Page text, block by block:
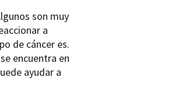
son muy
a
de cáncer es.
encuentra en
ayudar a